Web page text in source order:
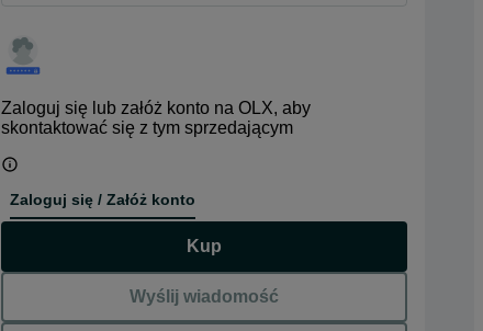
Zaloguj się lub załóż konto na OLX, aby
skontaktować się z tym sprzedającym
Zaloguj się / Załóż konto
Kup
Wyślij wiadomość